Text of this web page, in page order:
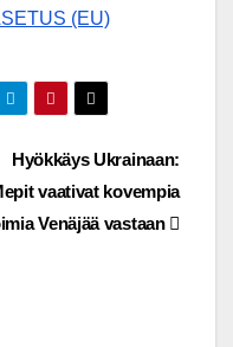
(EU)
Hyökkäys Ukrainaan:
vaativat kovempia
Venäjää vastaan